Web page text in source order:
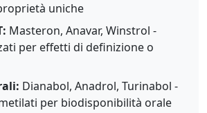
uniche
Masteron, Anavar, Winstrol -
per effetti di definizione o
Dianabol, Anadrol, Turinabol -
per biodisponibilità orale